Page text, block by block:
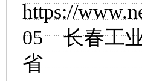
https://
05长春工
省